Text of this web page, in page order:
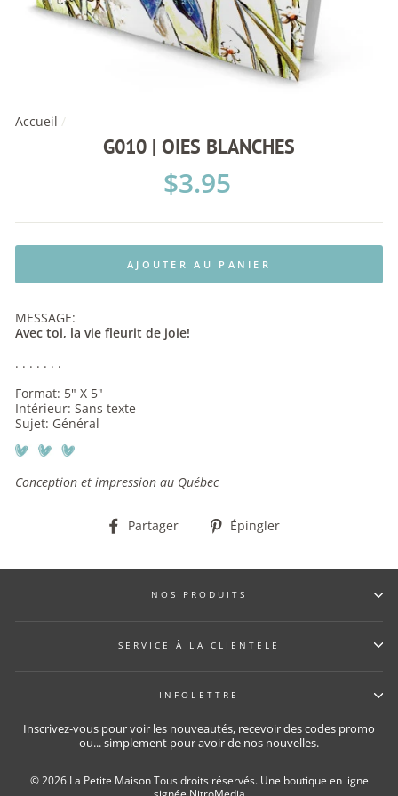
Accueil /
G010 | OIES BLANCHES
Prix
régulier
$3.95
AJOUTER AU PANIER
MESSAGE:
Avec toi, la vie fleurit de joie!
. . . . . . .
Format: 5" X 5"
Intérieur: Sans texte
Sujet: Général
Conception et impression au Québec
Partager
PartagerÉpingler
NOS PRODUITS
SERVICE À LA CLIENTÈLE
INFOLETTRE
Inscrivez-vous pour voir les nouveautés, recevoir des codes promo
ou... simplement pour avoir de nos nouvelles.
© 2026 La Petite Maison Tous droits réservés. Une boutique en ligne